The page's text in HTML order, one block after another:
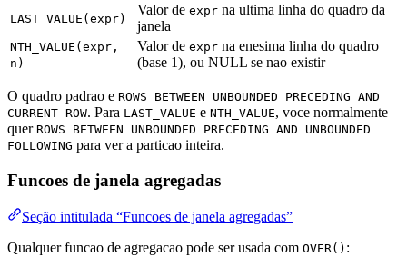
LAST_VALUE(expr)
Valor de expr na ultima linha do quadro da
janela
NTH_VALUE(expr,
n)
Valor de expr na enesima linha do quadro
(base 1), ou NULL se nao existir
O quadro padrao e ROWS BETWEEN UNBOUNDED PRECEDING AND
CURRENT ROW. Para LAST_VALUE e NTH_VALUE, voce normalmente
quer ROWS BETWEEN UNBOUNDED PRECEDING AND UNBOUNDED
FOLLOWING para ver a particao inteira.
Funcoes de janela agregadas
Seção intitulada “Funcoes de janela agregadas”
Qualquer funcao de agregacao pode ser usada com OVER() :